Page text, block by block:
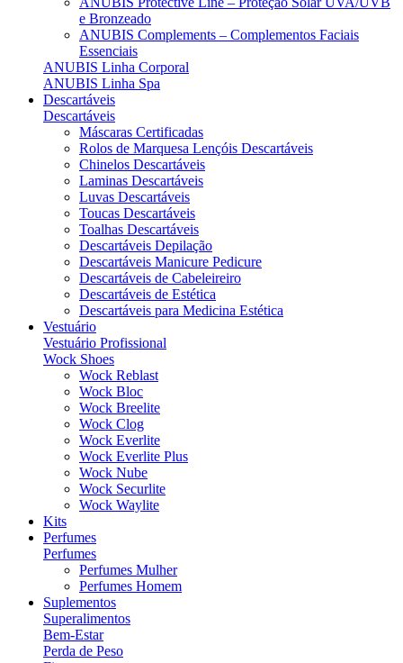
e Bronzeado
ANUBIS Complements – Complementos Faciais
Essenciais
ANUBIS Linha Corporal
ANUBIS Linha Spa
Descartáveis
Descartáveis
Máscaras Certificadas
Rolos de Marquesa Lençóis Descartáveis
Chinelos Descartáveis
Laminas Descartáveis
Luvas Descartáveis
Toucas Descartáveis
Toalhas Descartáveis
Descartáveis Depilação
Descartáveis Manicure Pedicure
Descartáveis de Cabeleireiro
Descartáveis de Estética
Descartáveis para Medicina Estética
Vestuário
Vestuário Profissional
Wock Shoes
Wock Reblast
Wock Bloc
Wock Breelite
Wock Clog
Wock Everlite
Wock Everlite Plus
Wock Nube
Wock Securlite
Wock Waylite
Kits
Perfumes
Perfumes
Perfumes Mulher
Perfumes Homem
Suplementos
Superalimentos
Bem-Estar
Perda de Peso